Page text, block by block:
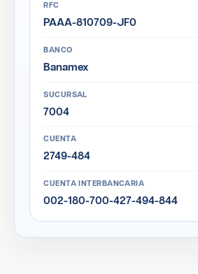
RFC
PAAA-810709-JF0
BANCO
Banamex
SUCURSAL
7004
CUENTA
2749-484
CUENTA INTERBANCARIA
002-180-700-427-494-844